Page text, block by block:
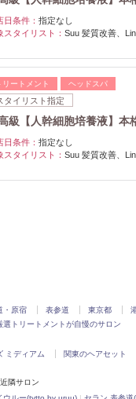
日条件： 指定なし
スタイリスト： Suu 髪質改善、
リートメント ヘッドスパ
タイリスト指定
級【人幹細胞培養液】本
日条件： 指定なし
スタイリスト： Suu 髪質改善、
・原宿 表参道 東京都
選トリートメントが自慢のサロン
ミディアム 関東のヘアセット
隣サロン